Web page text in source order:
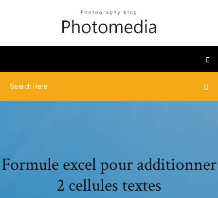
Formule excel pour additionner
2 cellules textes